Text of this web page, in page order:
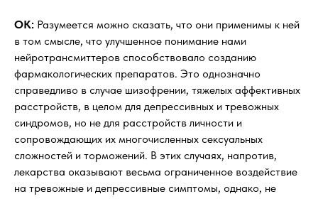
OK: Разумеется можно сказать, что они применимы к ней
в том смысле, что улучшенное понимание нами
нейротрансмиттеров способствовало созданию
фармакологических препаратов. Это однозначно
справедливо в случае шизофрении, тяжелых аффективных
расстройств, в целом для депрессивных и тревожных
синдромов, но не для расстройств личности и
сопровождающих их многочисленных сексуальных
сложностей и торможений. В этих случаях, напротив,
лекарства оказывают весьма ограниченное воздействие
на тревожные и депрессивные симптомы, однако, не